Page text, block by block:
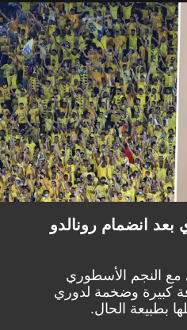
بعد انضمام رونالدو
مع النجم الأسطوري
كبيرة وضخمة لدوري
بطبيعة الحال.